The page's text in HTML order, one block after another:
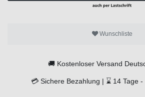
Wunschliste
🚚 Kostenloser Versand
💳 Sichere Bezahlung | ⌛ 14 Tage -